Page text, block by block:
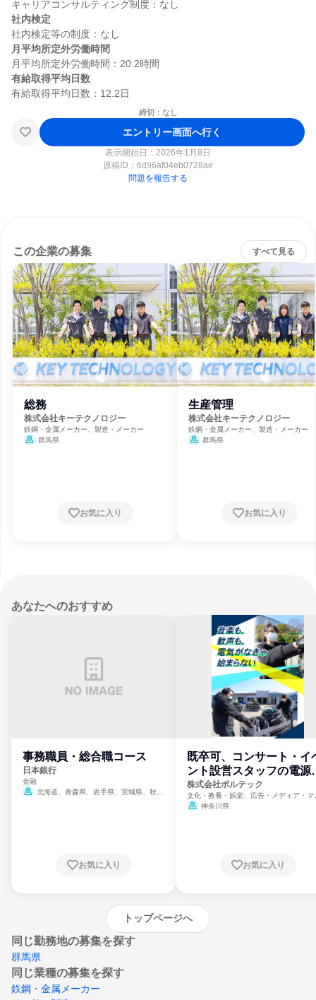
社内検定
月平均所定外労働時間
有給取得平均日数
締切：なし
エントリー画面へ行く
表示開始日：2026年1月8日
原稿ID： 6d96af04eb0728ae
問題を報告する
この企業の募集 すべて見る
総務
株式会社キーテクノロジー
鉄鋼・金属メーカー、製造・メーカー
群馬県
お気に入り
生産管理
株式会社キーテクノロジー
鉄鋼・金属メーカー、製造・メーカー
群馬県
お気に入り
あなたへのおすすめ
事務職員・総合職コース
日本銀行
金融
北海道、青森県、岩手県、宮城県、秋田
崎県、熊本県、大分県、宮崎県、鹿児島県、
お気に入り
既卒可、コンサート・イ
ント設営スタッフの電源
門
株式会社ボルテック
文化・教養・娯楽、広告・メディア・マ
ミ、電力・ガス・水道・エネルギー
神奈川県
お気に入り
トップページへ
同じ勤務地の募集を探す
群馬県
同じ業種の募集を探す
鉄鋼・金属メーカー